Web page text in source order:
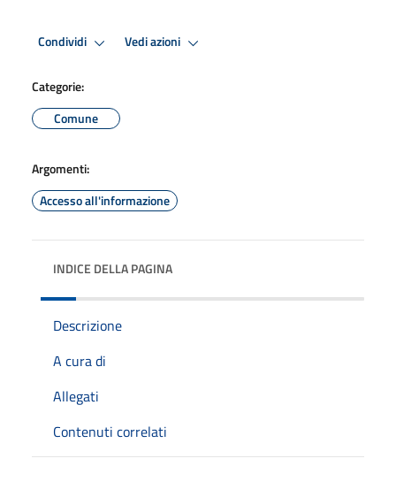
Condividi Vedi azioni
Categorie:
Comune
Argomenti:
Accesso all'informazione
INDICE DELLA PAGINA
Descrizione
A cura di
Allegati
Contenuti correlati